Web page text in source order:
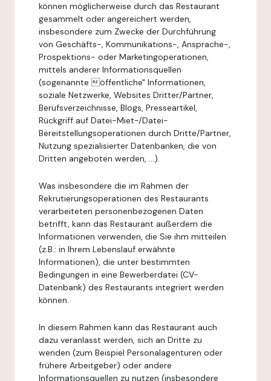
können möglicherweise durch das Restaurant
gesammelt oder angereichert werden,
insbesondere zum Zwecke der Durchführung
von Geschäfts-, Kommunikations-, Ansprache-,
Prospektions- oder Marketingoperationen,
mittels anderer Informationsquellen
(sogenannte öffentliche" Informationen,
soziale Netzwerke, Websites Dritter/Partner,
Berufsverzeichnisse, Blogs, Presseartikel,
Rückgriff auf Datei-Miet-/Datei-
Bereitstellungsoperationen durch Dritte/Partner,
Nutzung spezialisierter Datenbanken, die von
Dritten angeboten werden, ...).
Was insbesondere die im Rahmen der
Rekrutierungsoperationen des Restaurants
verarbeiteten personenbezogenen Daten
betrifft, kann das Restaurant außerdem die
Informationen verwenden, die Sie ihm mitteilen
(z.B.: in Ihrem Lebenslauf erwähnte
Informationen), die unter bestimmten
Bedingungen in eine Bewerberdatei (CV-
Datenbank) des Restaurants integriert werden
können.
In diesem Rahmen kann das Restaurant auch
dazu veranlasst werden, sich an Dritte zu
wenden (zum Beispiel Personalagenturen oder
frühere Arbeitgeber) oder andere
Informationsquellen zu nutzen (insbesondere